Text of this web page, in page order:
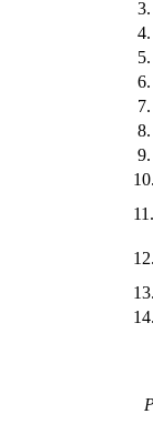
3.
4.
5.
6.
7.
8.
9.
10.
11.
12.
13.
14.